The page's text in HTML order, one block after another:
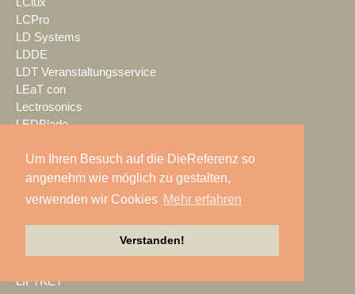
Um Ihren Besuch auf die DieReferenz so
angenehm wie möglich zu gestalten,
verwenden wir Cookies Mehr erfahren
Verstanden!
LCPro
LD Systems
LDDE
LDT Veranstaltungsservice
LEaT con
Lectrosonics
LEDBlade
LEDium
Leu Sound
Leyard
LG Electronics Deutschland
LIFTKET